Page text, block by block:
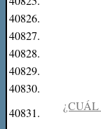
40826.
40827.
40828.
40829.
40830.
40831.